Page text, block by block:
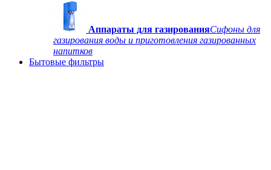
Аппараты для газированияСифоны для
газирования воды и приготовления газированных
напитков
Бытовые фильтры